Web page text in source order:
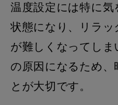
温度設定には特に
状態になり、リラッ
が難しくなってし
の原因になるため、
とが大切です。